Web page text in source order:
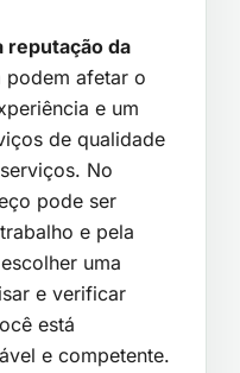
reputação da
podem afetar o
e um
de qualidade
No
pode ser
e pela
uma
e verificar
está
e competente.